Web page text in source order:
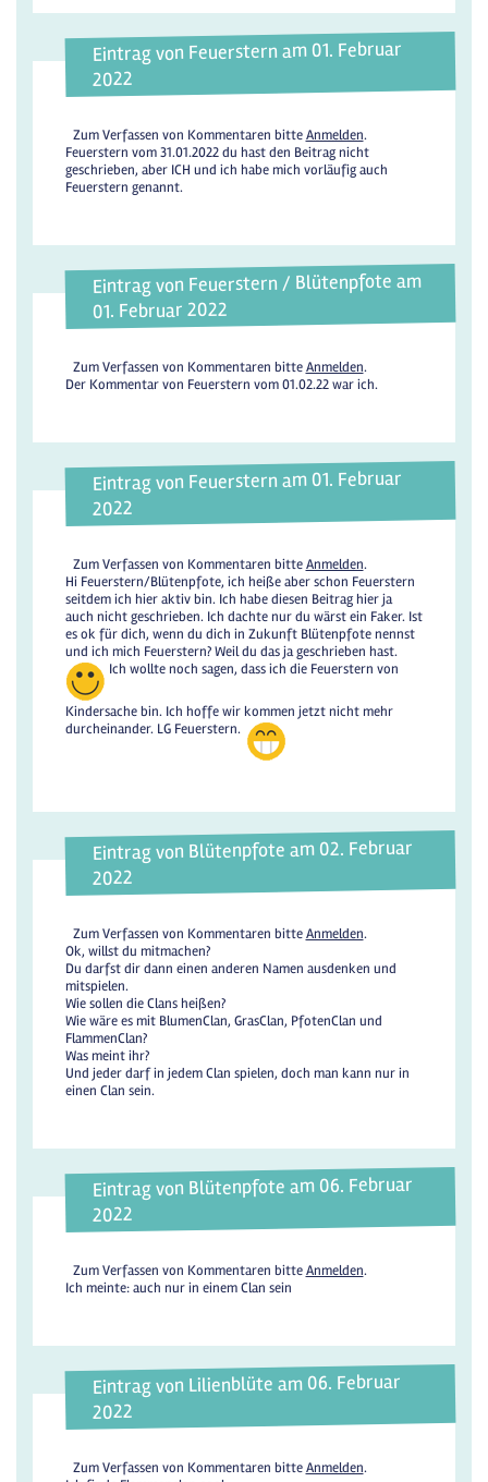
Eintrag von Feuerstern am 01. Februar
2022
Zum Verfassen von Kommentaren bitteAnmelden.
Feuerstern vom 31.01.2022 du hast den Beitrag nicht
geschrieben, aber ICH und ich habe mich vorläufig auch
Feuerstern genannt.
Eintrag von Feuerstern / Blütenpfote am
01. Februar 2022
Zum Verfassen von Kommentaren bitteAnmelden.
Der Kommentar von Feuerstern vom 01.02.22 war ich.
Eintrag von Feuerstern am 01. Februar
2022
Zum Verfassen von Kommentaren bitteAnmelden.
Hi Feuerstern/Blütenpfote, ich heiße aber schon Feuerstern
seitdem ich hier aktiv bin. Ich habe diesen Beitrag hier ja
auch nicht geschrieben. Ich dachte nur du wärst ein Faker. Ist
es ok für dich, wenn du dich in Zukunft Blütenpfote nennst
und ich mich Feuerstern? Weil du das ja geschrieben hast.
Ich wollte noch sagen, dass ich die Feuerstern von
Kindersache bin. Ich hoffe wir kommen jetzt nicht mehr
durcheinander. LG Feuerstern.
Eintrag von Blütenpfote am 02. Februar
2022
Zum Verfassen von Kommentaren bitteAnmelden.
Ok, willst du mitmachen?
Du darfst dir dann einen anderen Namen ausdenken und
mitspielen.
Wie sollen die Clans heißen?
Wie wäre es mit BlumenClan, GrasClan, PfotenClan und
FlammenClan?
Was meint ihr?
Und jeder darf in jedem Clan spielen, doch man kann nur in
einen Clan sein.
Eintrag von Blütenpfote am 06. Februar
2022
Zum Verfassen von Kommentaren bitteAnmelden.
Ich meinte: auch nur in einem Clan sein
Eintrag von Lilienblüte am 06. Februar
2022
Zum Verfassen von Kommentaren bitteAnmelden.